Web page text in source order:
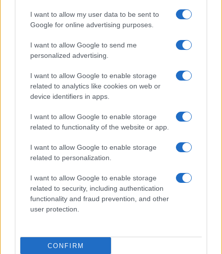
I want to allow my user data to be sent to
Google for online advertising purposes.
I want to allow Google to send me
personalized advertising.
I want to allow Google to enable storage
related to analytics like cookies on web or
device identifiers in apps.
I want to allow Google to enable storage
related to functionality of the website or app.
I want to allow Google to enable storage
related to personalization.
I want to allow Google to enable storage
related to security, including authentication
functionality and fraud prevention, and other
user protection.
CONFIRM